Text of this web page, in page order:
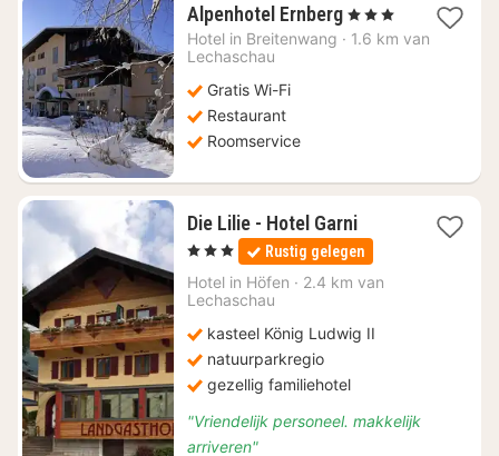
Alpenhotel Ernberg1
nacht
, 3 Sterren
Hotel in Breitenwang · 1.6 km van
Lechaschau
Gratis Wi-Fi
Restaurant
Roomservice
Die Lilie - Hotel Garni1
nacht
vanaf
€
, 3 Sterren Rustig gelegen
Hotel in Höfen · 2.4 km van
Lechaschau
kasteel König Ludwig II
natuurparkregio
gezellig familiehotel
"Vriendelijk personeel. makkelijk
arriveren"